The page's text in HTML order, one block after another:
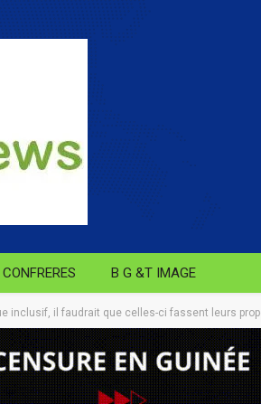
B G &T IMAGE
inclusif, il faudrait que celles-ci fassent leurs